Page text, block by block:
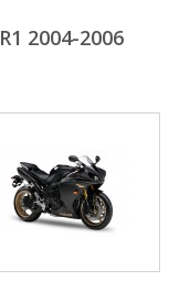
R1 2004-2006